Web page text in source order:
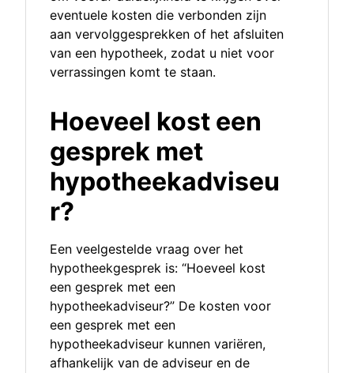
eventuele kosten die verbonden zijn
aan vervolggesprekken of het afsluiten
van een hypotheek, zodat u niet voor
verrassingen komt te staan.
Hoeveel kost een
gesprek met
hypotheekadviseu
r?
Een veelgestelde vraag over het
hypotheekgesprek is: “Hoeveel kost
een gesprek met een
hypotheekadviseur?” De kosten voor
een gesprek met een
hypotheekadviseur kunnen variëren,
afhankelijk van de adviseur en de